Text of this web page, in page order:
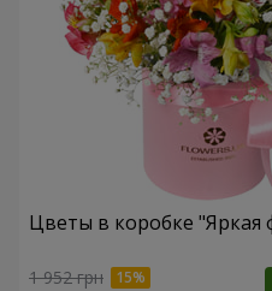
Цветы в коробке "Яркая
1 952 грн